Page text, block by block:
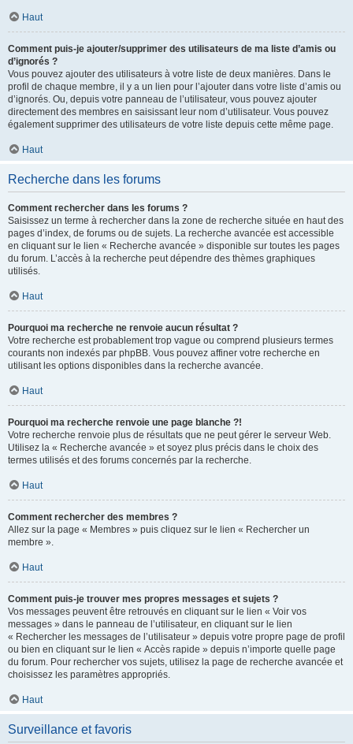
Haut
Comment puis-je ajouter/supprimer des utilisateurs de ma liste d’amis ou
d’ignorés ?
Vous pouvez ajouter des utilisateurs à votre liste de deux manières. Dans le
profil de chaque membre, il y a un lien pour l’ajouter dans votre liste d’amis ou
d’ignorés. Ou, depuis votre panneau de l’utilisateur, vous pouvez ajouter
directement des membres en saisissant leur nom d’utilisateur. Vous pouvez
également supprimer des utilisateurs de votre liste depuis cette même page.
Haut
Recherche dans les forums
Comment rechercher dans les forums ?
Saisissez un terme à rechercher dans la zone de recherche située en haut des
pages d’index, de forums ou de sujets. La recherche avancée est accessible
en cliquant sur le lien « Recherche avancée » disponible sur toutes les pages
du forum. L’accès à la recherche peut dépendre des thèmes graphiques
utilisés.
Haut
Pourquoi ma recherche ne renvoie aucun résultat ?
Votre recherche est probablement trop vague ou comprend plusieurs termes
courants non indexés par phpBB. Vous pouvez affiner votre recherche en
utilisant les options disponibles dans la recherche avancée.
Haut
Pourquoi ma recherche renvoie une page blanche ?!
Votre recherche renvoie plus de résultats que ne peut gérer le serveur Web.
Utilisez la « Recherche avancée » et soyez plus précis dans le choix des
termes utilisés et des forums concernés par la recherche.
Haut
Comment rechercher des membres ?
Allez sur la page « Membres » puis cliquez sur le lien « Rechercher un
membre ».
Haut
Comment puis-je trouver mes propres messages et sujets ?
Vos messages peuvent être retrouvés en cliquant sur le lien « Voir vos
messages » dans le panneau de l’utilisateur, en cliquant sur le lien
« Rechercher les messages de l’utilisateur » depuis votre propre page de profil
ou bien en cliquant sur le lien « Accès rapide » depuis n’importe quelle page
du forum. Pour rechercher vos sujets, utilisez la page de recherche avancée et
choisissez les paramètres appropriés.
Haut
Surveillance et favoris